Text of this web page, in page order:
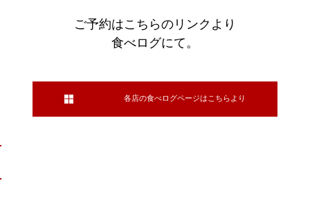
ご予約はこちらのリンクより
食べログにて。
各店の食べログページはこちらより